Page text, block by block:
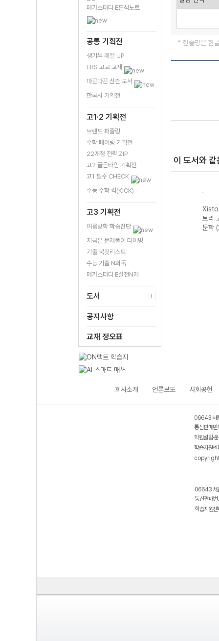
메가스터디 E분석노트
공통 기획전
생기부 레벨 UP
EBS 고교 교재
따끈따끈 신간 도서
한국사 기획전
고1·2 기획전
브랜드 퍼즐링
수학 페어링 기획전
22개정 전략.ZIP
고2 골든타임 기획전
고1 필수 CHECK
수능 수학 킥(KICK)
고3 기획전
여름방학 학습진단
지금은 문제풀이 타이밍
기출 북킷리스트
수능 기출 N회독
메가스터디 E실전N제
도서
공지사항
교재 정오표
* 한줄평은 한
이 도서와
Xistory 자이스
토리 고난도 영어
독해 (2026년용)
독서 (2026년용)
Xistory 자
토리 고난
문학
회사소개 언론보도 사회공헌
06643 서
통신판매
학원설립·
학습지원
06643 서
통신판매
학습지원